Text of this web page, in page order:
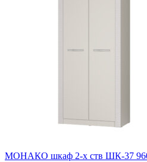
МОНАКО шкаф 2-х ств ШК-37